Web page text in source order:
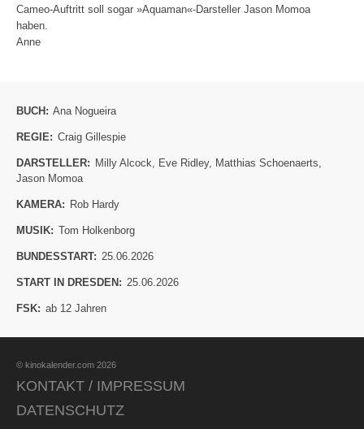
Cameo-Auftritt soll sogar »Aquaman«-Darsteller Jason Momoa
haben.
Anne
BUCH: Ana Nogueira
REGIE: Craig Gillespie
DARSTELLER: Milly Alcock Eve Ridley, Matthias Schoenaerts
Jason Momoa
KAMERA: Rob Hardy
MUSIK: Tom Holkenborg
BUNDESSTART: 25.06.2026
START IN DRESDEN: 25.06.2026
FSK: ab 12 Jahren
© kinokalender.com 2026
KONTAKT / IMPRESSUM
DATENSCHUTZ